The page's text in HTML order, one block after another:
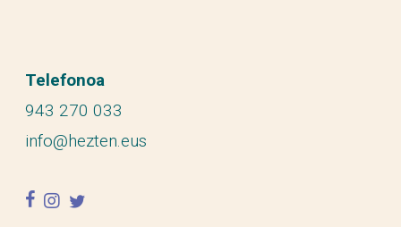
Telefonoa
943 270 033
info@hezten.eus
facebook
instagram
twitter